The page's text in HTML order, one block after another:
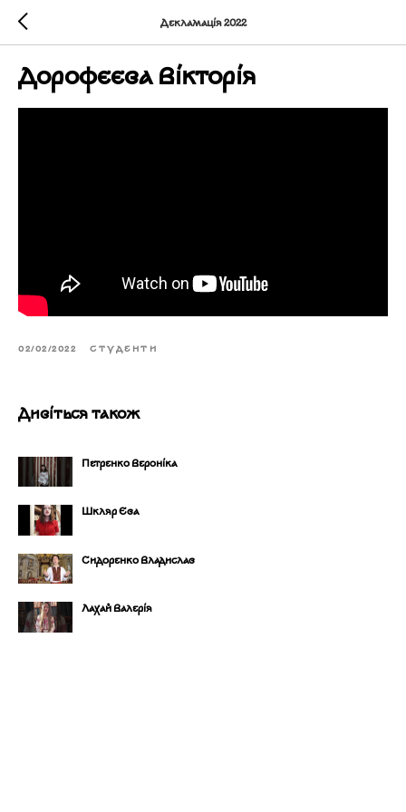
Декламація 2022
Дорофєєва Вікторія
02/02/2022 СТУДЕНТИ
Дивіться також
Петренко Вероніка
Шкляр Єва
Сидоренко Владислав
Лахай Валерія